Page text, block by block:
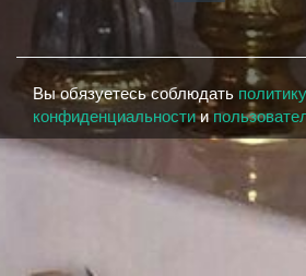
Вы обязуетесь соблюдать политику
конфиденциальностии